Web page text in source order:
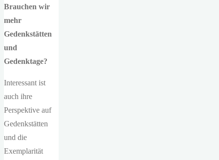
Brauchen wir
mehr
Gedenkstätten
und
Gedenktage?
Interessant ist
auch ihre
Perspektive auf
Gedenkstätten
und die
Exemplarität